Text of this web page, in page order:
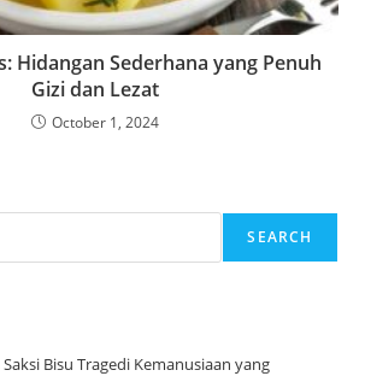
Hidangan Sederhana yang Penuh
Gizi dan Lezat
October 1, 2024
SEARCH
Bisu Tragedi Kemanusiaan yang